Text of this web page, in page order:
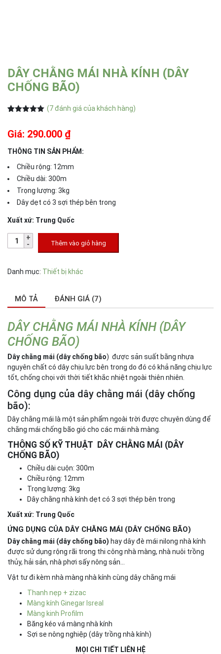
DÂY CHẰNG MÁI NHÀ KÍNH (DÂY
CHỐNG BÃO)
đánh giá
(7đánh giá của khách hàng)
Giá: 290.000 ₫
THÔNG TIN SẢN PHẨM:
Chiều rộng: 12mm
Chiều dài: 300m
Trọng lượng: 3kg
Dây dẹt có 3 sợi thép bên trong
Xuất xứ: Trung Quốc
Thêm vào giỏ hàng
Danh mục: Thiết bị khác
MÔ TẢ ĐÁNH GIÁ (7)
DÂY CHẰNG MÁI NHÀ KÍNH (DÂY
CHỐNG BÃO)
Dây chằng mái (dây chống bão) được sản suất bằng nhựa
nguyên chất có dây chịu lực bên trong do đó có khả năng chịu lực
tốt, chống chọi với thời tiết khắc nhiệt ngoài thiên nhiên.
Công dụng của dây chằng mái (dây chống
bão):
Dây chằng mái là một sản phẩm ngoài trời được chuyên dùng để
chằng mái chống bão gió cho các mái nhà màng.
THÔNG SỐ KỸ THUẬT DÂY CHẰNG MÁI (DÂY
CHỐNG BÃO)
Chiều dài cuộn: 300m
Chiều rộng: 12mm
Trọng lượng: 3kg
Dây chằng nhà kính dẹt có 3 sợi thép bên trong
Xuất xứ: Trung Quốc
ỨNG DỤNG CỦA DÂY CHẰNG MÁI (DÂY CHỐNG BÃO)
Dây chằng mái (dây chống bão) hay dây đè mái nilong nhà kính
được sử dụng rộng rãi trong thi công nhà màng, nhà nuôi trồng
thủy, hải sản, nhà phơi sấy nông sản…
Vật tư đi kèm nhà màng nhà kính cùng dây chằng mái
Thanh nẹp + zizac
Màng kính Ginegar Isreal
Màng kinh Profilm
Băng kéo vá màng nhà kính
Sợi se nông nghiệp (dây trồng nhà kính)
MỌI CHI TIẾT LIÊN HỆ